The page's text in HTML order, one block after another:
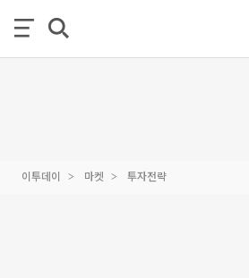
이투데이 마켓 투자전략